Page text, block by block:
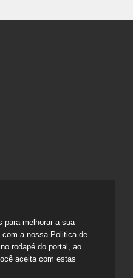
para melhorar a sua
com a nossa Politica de
rodapé do portal, ao
aceita com estas